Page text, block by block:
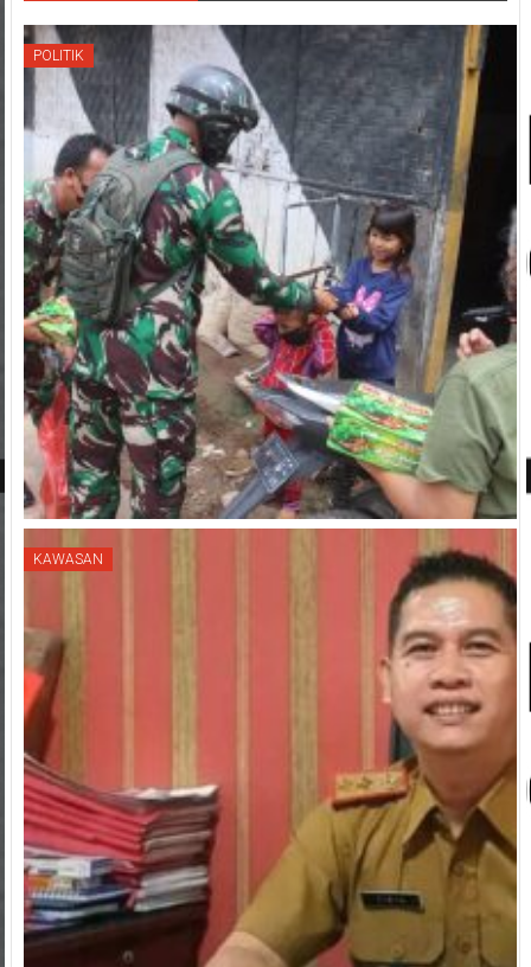
POLITIK
KAWASAN